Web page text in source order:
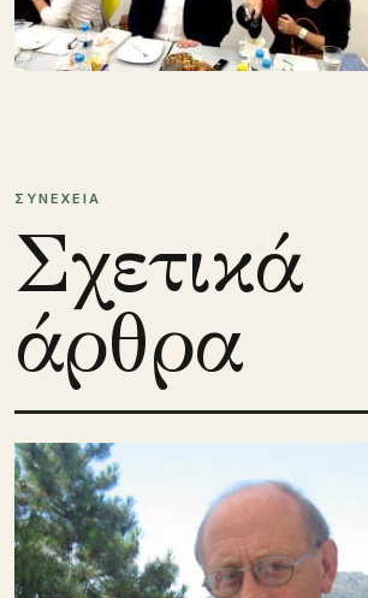
ΣΥΝΕΧΕΙΑ
Σχετικά
άρθρα